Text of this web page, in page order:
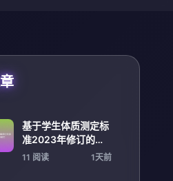
基于学生体质测定标
准2023年修订的学
校体能评价与健康促
11 阅读 1天前